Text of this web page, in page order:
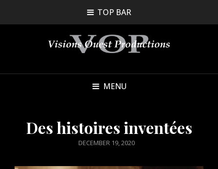
TOP BAR
MENU
Des histoires inventées
POSTED
DECEMBER 19, 2020